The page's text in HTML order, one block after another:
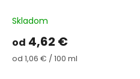
Skladom
od 4,62 €
Jednotková
od 1,06 € / 100 ml